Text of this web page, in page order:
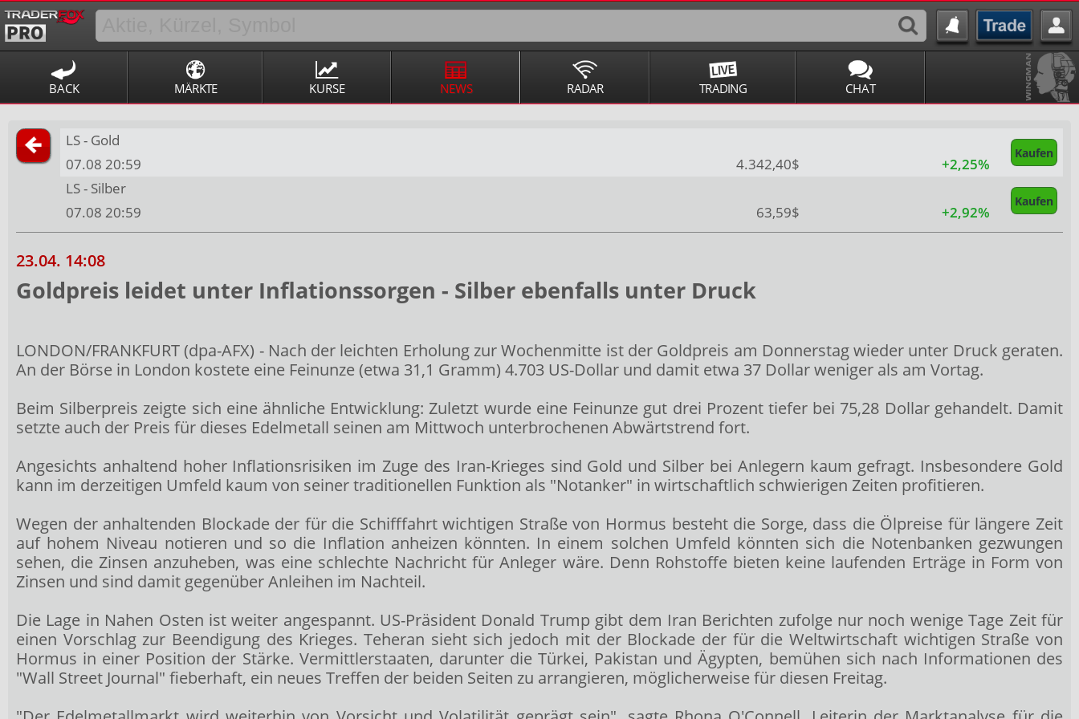
BACK MÄRKTE KURSE NEWS RADAR TRADING CHAT
LS - Gold
Kaufen
07.08 20:59 4.342,40$
+2,25%
LS - Silber
Kaufen
07.08 20:59 63,59$ +2,92%
23.04. 14:08
Goldpreis leidet unter Inflationssorgen - Silber ebenfalls unter Druck
LONDON/FRANKFURT (dpa-AFX) - Nach der leichten Erholung zur Wochenmitte ist der Goldpreis am Donnerstag wieder unter Druck geraten.
An der Börse in London kostete eine Feinunze (etwa 31,1 Gramm) 4.703 US-Dollar und damit etwa 37 Dollar weniger als am Vortag.
Beim Silberpreiszeigte sich eine ähnliche Entwicklung: Zuletzt wurde eine Feinunze gut drei Prozent tiefer bei 75,28 Dollar gehandelt. Damit
setzte auch der Preis für dieses Edelmetall seinen am Mittwoch unterbrochenen Abwärtstrend fort.
Angesichts anhaltend hoher Inflationsrisiken im Zuge des Iran-Krieges sind Gold und Silber bei Anlegern kaum gefragt. Insbesondere Gold
kann im derzeitigen Umfeld kaum von seiner traditionellen Funktion als "Notanker" in wirtschaftlich schwierigen Zeiten profitieren.
Wegen der anhaltenden Blockade der für die Schifffahrt wichtigen Straße von Hormus besteht die Sorge, dass die Ölpreise für längere Zeit
auf hohem Niveau notieren und so die Inflation anheizen könnten. In einem solchen Umfeld könnten sich die Notenbanken gezwungen
sehen, die Zinsen anzuheben, was eine schlechte Nachricht für Anleger wäre. Denn Rohstoffe bieten keine laufenden Erträge in Form von
Zinsen und sind damit gegenüber Anleihen im Nachteil.
Die Lage in Nahen Osten ist weiter angespannt. US-Präsident Donald Trump gibt dem Iran Berichten zufolge nur noch wenige Tage Zeit für
einen Vorschlag zur Beendigung des Krieges. Teheran sieht sich jedoch mit der Blockade der für die Weltwirtschaft wichtigen Straße von
Hormus in einer Position der Stärke. Vermittlerstaaten, darunter die Türkei, Pakistan und Ägypten, bemühen sich nach Informationen des
"Wall Street Journal" fieberhaft, ein neues Treffen der beiden Seiten zu arrangieren, möglicherweise für diesen Freitag.